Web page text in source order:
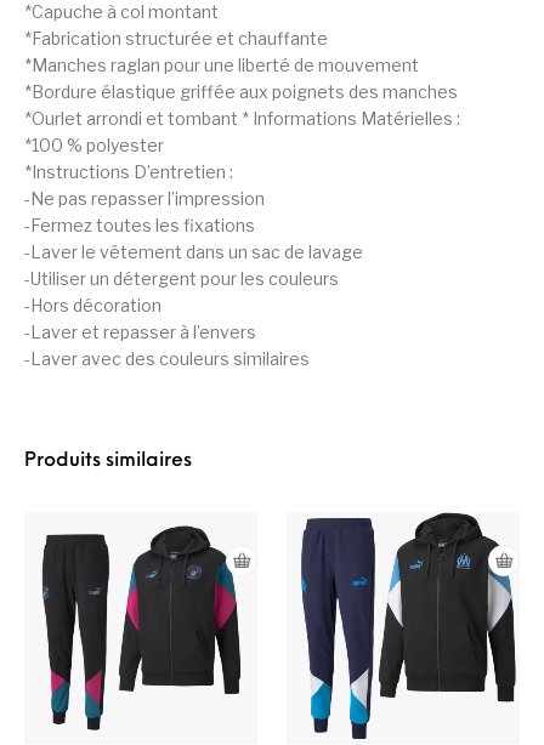
*Capuche à col montant
*Fabrication structurée et chauffante
*Manches raglan pour une liberté de mouvement
*Bordure élastique griffée aux poignets des manches
*Ourlet arrondi et tombant * Informations Matérielles :
*100 % polyester
*Instructions D’entretien :
-Ne pas repasser l’impression
-Fermez toutes les fixations
-Laver le vêtement dans un sac de lavage
-Utiliser un détergent pour les couleurs
-Hors décoration
-Laver et repasser à l’envers
-Laver avec des couleurs similaires
Produits similaires